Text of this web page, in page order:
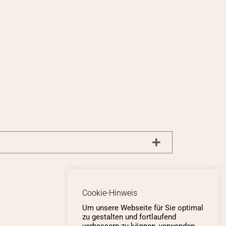
Cookie-Hinweis
Um unsere Webseite für Sie optimal
zu gestalten und fortlaufend